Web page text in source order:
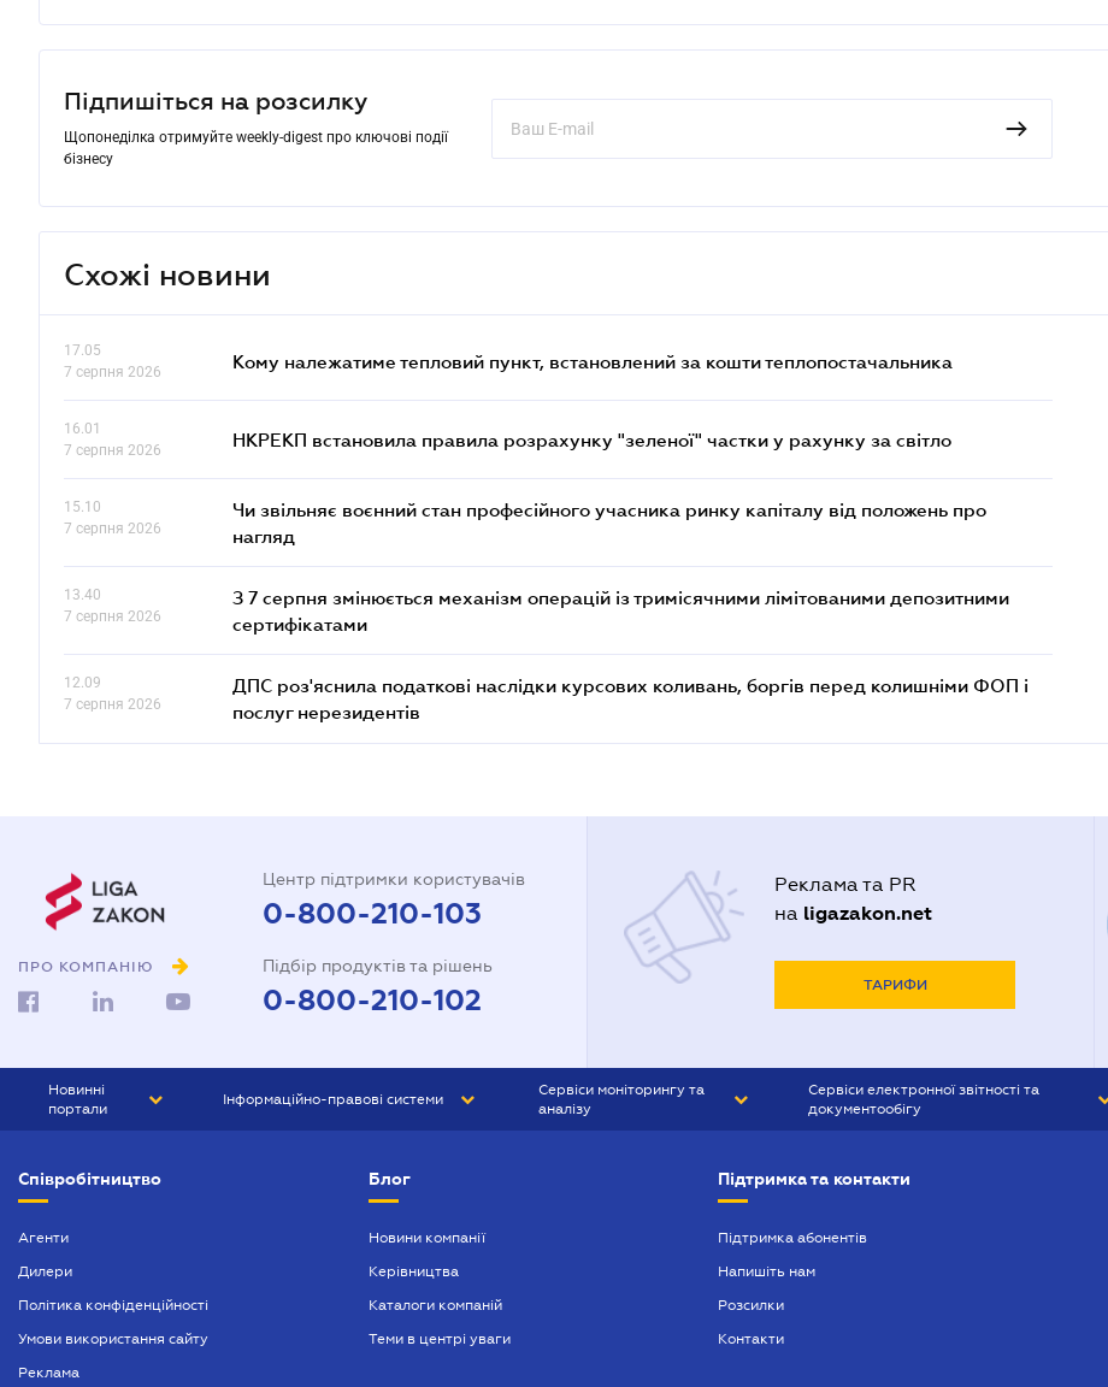
Підпишіться на розсилку
Щопонеділка отримуйте weekly-digest про ключові події
бізнесу
Схожі новини
17.05
7 серпня 2026
Кому належатиме тепловий пункт, встановлений за кошти теплопостачальника
16.01
7 серпня 2026
НКРЕКП встановила правила розрахунку "зеленої" частки у рахунку за світло
15.10
7 серпня 2026
Чи звільняє воєнний стан професійного учасника ринку капіталу від положень про
нагляд
13.40
7 серпня 2026
З 7 серпня змінюється механізм операцій із тримісячними лімітованими депозитними
сертифікатами
12.09
7 серпня 2026
ДПС роз'яснила податкові наслідки курсових коливань, боргів перед колишніми ФОП і
послуг нерезидентів
ПРО КОМПАНІЮ
Центр підтримки користувачів
0-800-210-103
Підбір продуктів та рішень
0-800-210-102
Реклама та PR
на ligazakon.net
ТАРИФИ
Новинні
портали
БІЗНЕС
Інформаційно-правові системи
БУХГАЛТЕР ПРОФ
Сервіси моніторингу та
аналізу
Сервіси електронної звітності та
документообігу
Співробітництво
Агенти
Дилери
Політика конфіденційності
Умови використання сайту
Реклама
Блог
Новини компанії
Керівництва
Каталоги компаній
Теми в центрі уваги
Підтримка та контакти
Підтримка абонентів
Напишіть нам
Розсилки
Контакти